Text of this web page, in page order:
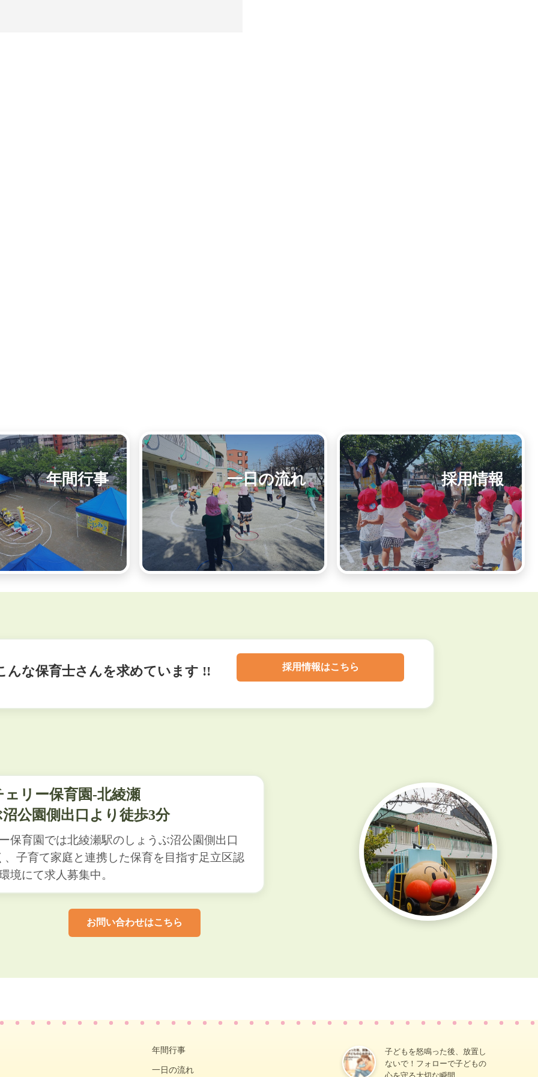
年間行事 一日の流れ 採用情報
んな保育士さんを求めています !! 採用情報はこちら
リー保育園-北綾瀬
公園側出口より徒歩3分
保育園では北綾瀬駅のしょうぶ沼公園側出口
子育て家庭と連携した保育を目指す足立区認
境にて求人募集中。
お問い合わせはこちら
年間行事
一日の流れ
子どもを怒鳴った後、放置し
ないで！フォローで子どもの